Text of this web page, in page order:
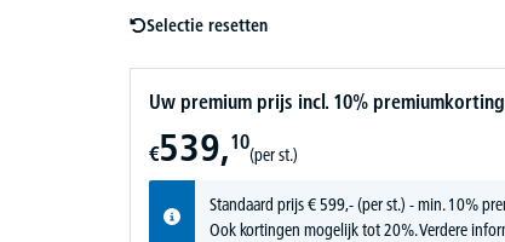
Selectie resetten
Uw premium prijs incl. 10%
€539,10
(per st.)
Standaard prijs€ 599,-(per st.) - min. 10%
Ook kortingen mogelijk tot 20%.Verdere